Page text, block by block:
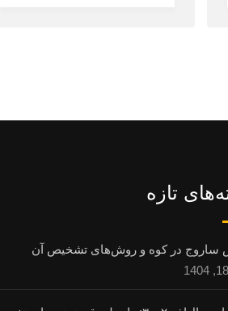
تازه
ساروج در کوه و روش‌های تشخیص آن